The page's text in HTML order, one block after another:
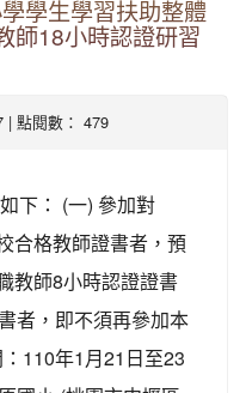
學生學習扶助整體
師18小時認證研習
| 點閱數： 479
下： (一) 參加對
合格教師證書者，預
教師8小時認證證書
者，即不須再參加本
110年1月21日至23